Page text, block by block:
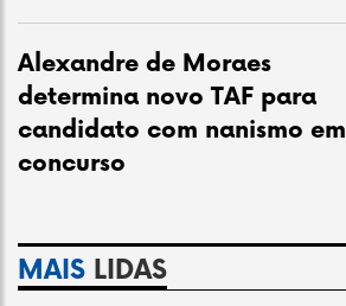
Alexandre de Moraes
determina novo TAF para
candidato com nanismo em
concurso
MAIS LIDAS